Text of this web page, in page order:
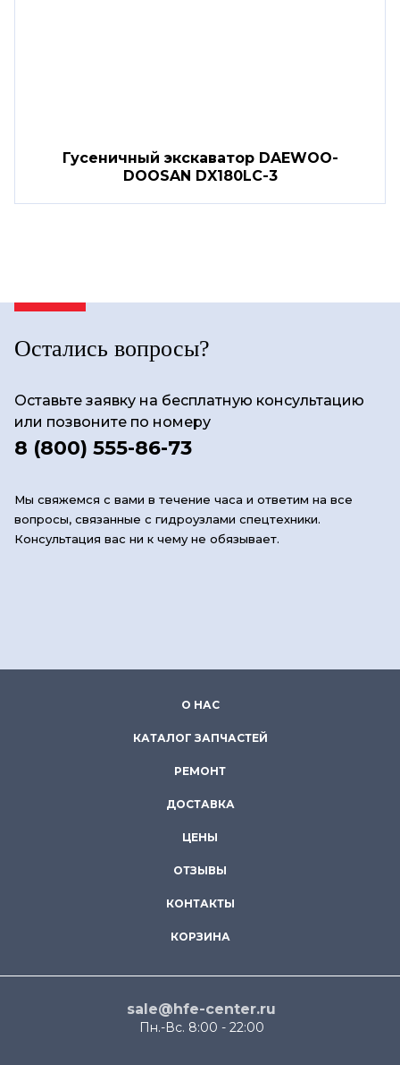
Гусеничный экскаватор DAEWOO-
DOOSAN DX180LC-3
Остались вопросы?
Оставьте заявку на бесплатную консультацию
или позвоните по номеру
8 (800) 555-86-73
Мы свяжемся с вами в течение часа и ответим на все
вопросы, связанные с гидроузлами спецтехники.
Консультация вас ни к чему не обязывает.
О НАС
КАТАЛОГ ЗАПЧАСТЕЙ
РЕМОНТ
ДОСТАВКА
ЦЕНЫ
ОТЗЫВЫ
КОНТАКТЫ
КОРЗИНА
sale@hfe-center.ru
Пн.-Вс. 8:00 - 22:00